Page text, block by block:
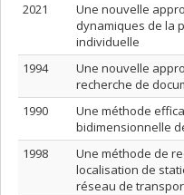
2021
Une nouvelle
dynamiques de la
individuelle
1994
Une nouvelle
recherche de
1990
Une méthode
bidimensionnelle
1998
Une méthode de
localisation de
réseau de